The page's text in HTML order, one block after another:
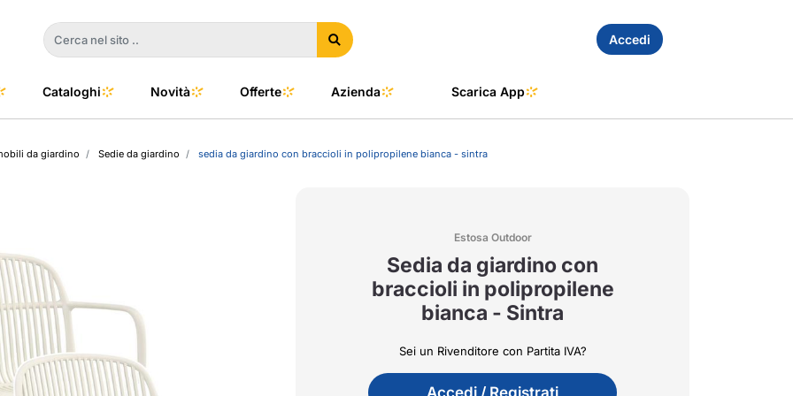
Accedi
e Clima
Cataloghi Novità Offerte Azienda Scarica App
da giardino Sedie da giardino sedia da giardino con braccioli in polipropilene bianca - sintra
Estosa Outdoor
Sedia da giardino con
braccioli in polipropilene
bianca - Sintra
Sei un Rivenditore con Partita IVA?
Accedi / Registrati